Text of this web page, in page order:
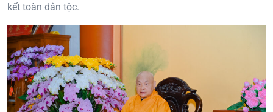
kết toàn dân tộc.